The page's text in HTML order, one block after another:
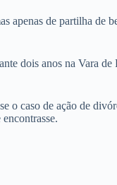
apenas de partilha de
dois anos na Vara
caso de ação de